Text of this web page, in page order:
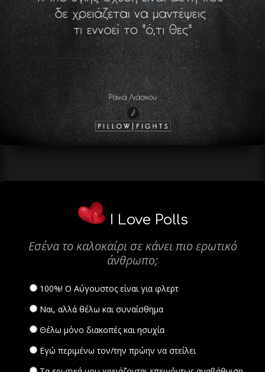
I Love Polls
Εσένα το καλοκαίρι σε κάνει πιο ερωτικό
άνθρωπο;
100%! Ο Αύγουστος είναι για φλερτ
Ναι, αλλά θέλω και συναίσθημα
Θέλω μόνο διακοπές και ησυχία
Εγώ περιμένω τον/την πρώην να στείλει